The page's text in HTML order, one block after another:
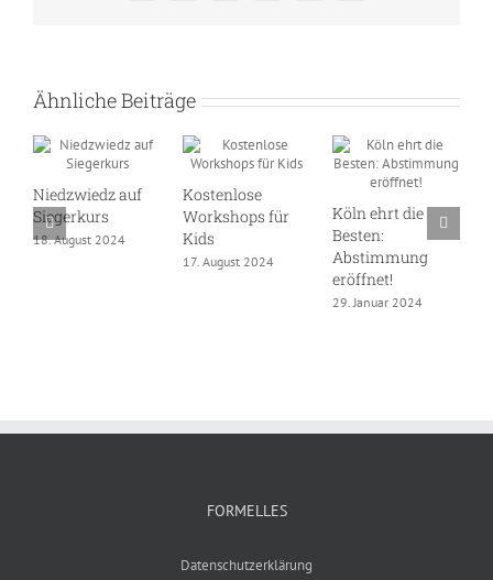
Ähnliche Beiträge
Niedzwiedz auf
Siegerkurs
18. August 2024
Kostenlose
Workshops für
Kids
17. August 2024
Köln ehrt die
Besten:
Abstimmung
eröffnet!
29. Januar 2024
FORMELLES
Datenschutzerklärung